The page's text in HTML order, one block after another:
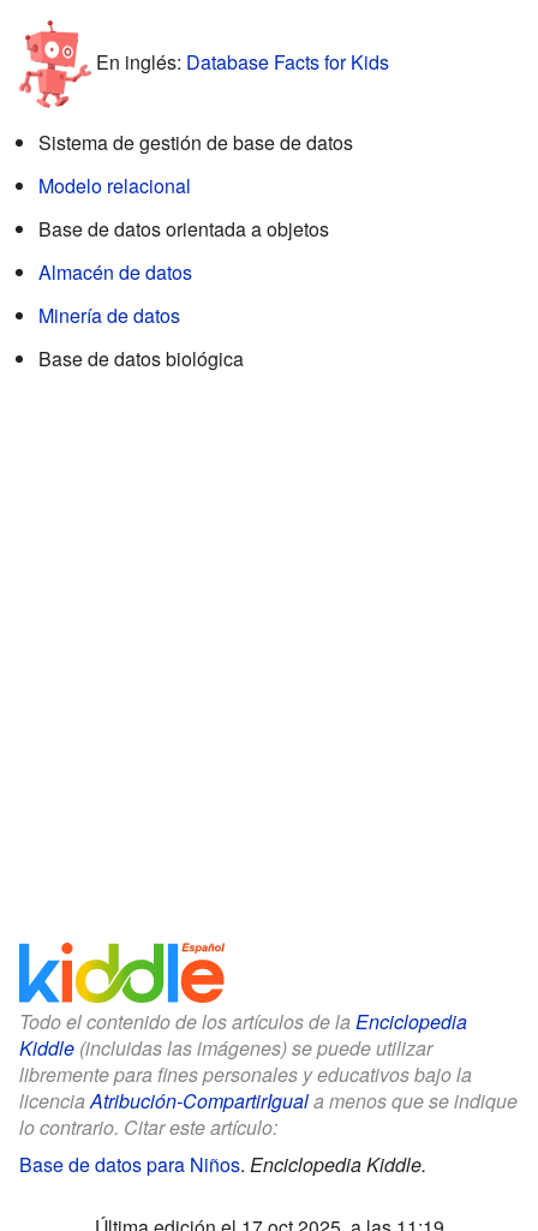
En inglés: Database Facts for Kids
Sistema de gestión de base de datos
Modelo relacional
Base de datos orientada a objetos
Almacén de datos
Minería de datos
Base de datos biológica
Todo el contenido de los artículos de la Enciclopedia
Kiddle (incluidas las imágenes) se puede utilizar
libremente para fines personales y educativos bajo la
licencia Atribución-CompartirIguala menos que se indique
lo contrario. Citar este artículo:
Base de datos para Niños. Enciclopedia Kiddle.